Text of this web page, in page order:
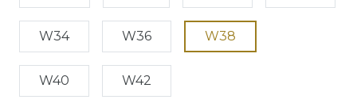
W34 W36 W38
W40 W42